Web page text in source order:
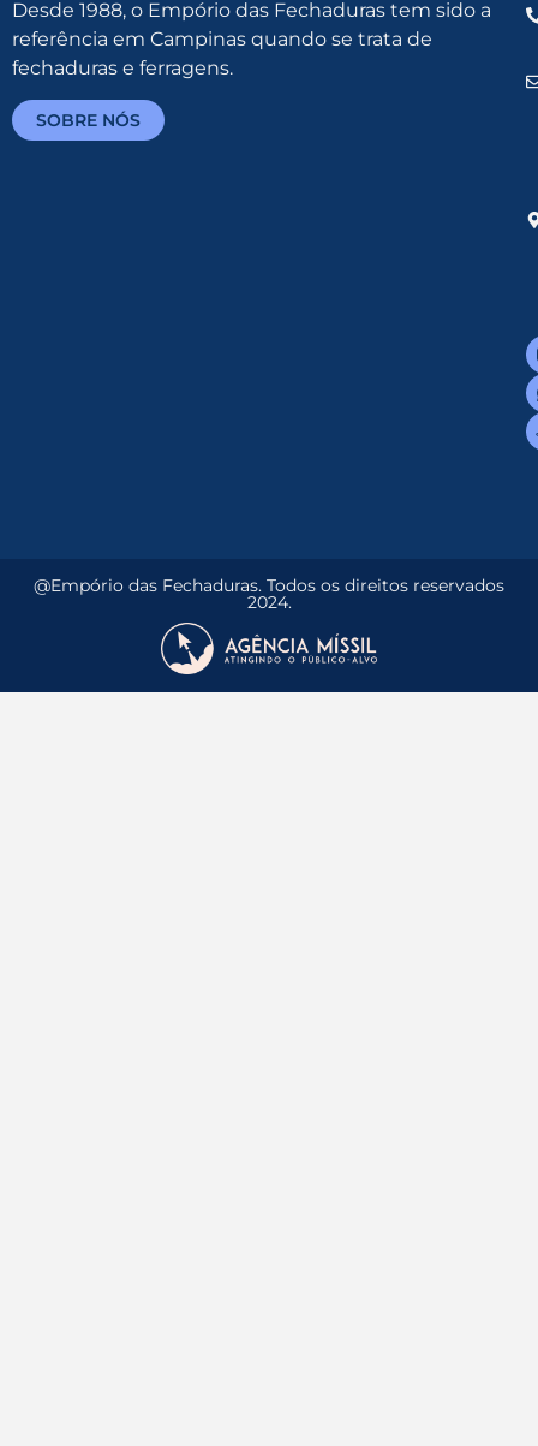
Desde 1988, o Empório das Fechaduras tem sido a
referência em Campinas quando se trata de
fechaduras e ferragens.
SOBRE NÓS
@Empório das Fechaduras. Todos os direitos reservados
2024.